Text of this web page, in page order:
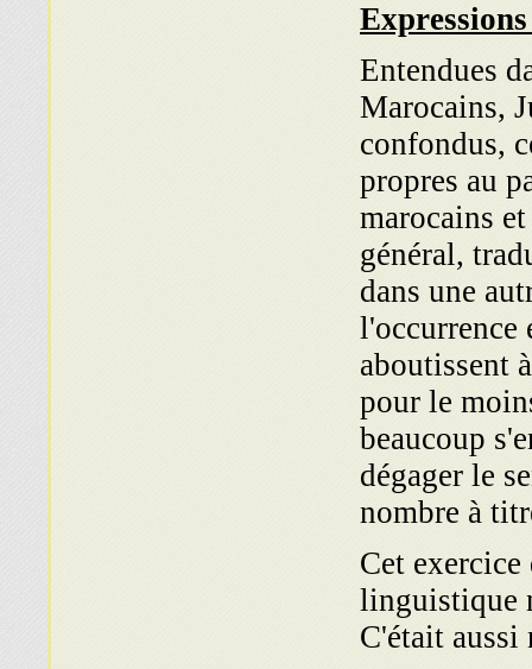
Entendues
Marocains,
confondus,
propres au
marocains
général,
dans une
l'occurrence
aboutissent
pour le
beaucoup
dégager le
nombre à
Cet
linguistique
C'était